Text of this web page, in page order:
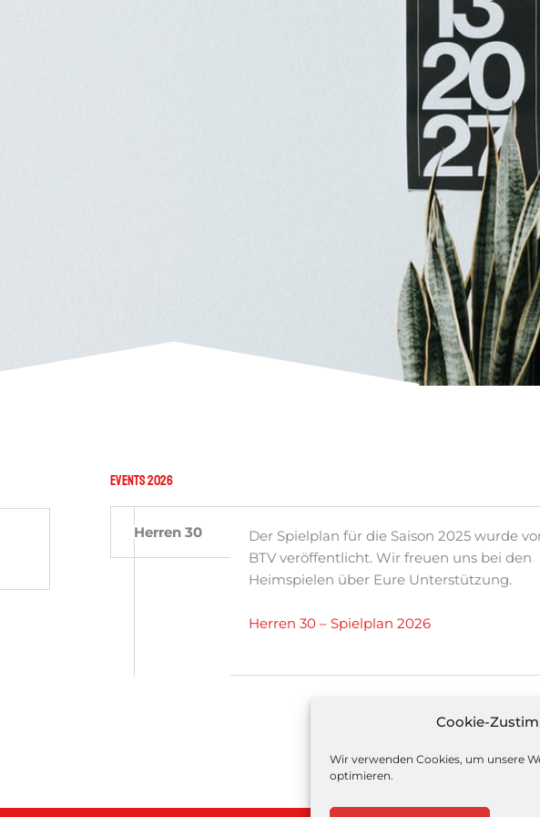
Cookie-
Wir verwenden Cookies, um unsere
optimieren.
Events 2026
Herren 30
Der Spielplan für die Saison 2025 wurde
BTV veröffentlicht. Wir freuen uns bei den
Heimspielen über Eure Unterstützung.
Herren 30 – Spielplan 2026